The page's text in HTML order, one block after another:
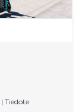
| Tiedote